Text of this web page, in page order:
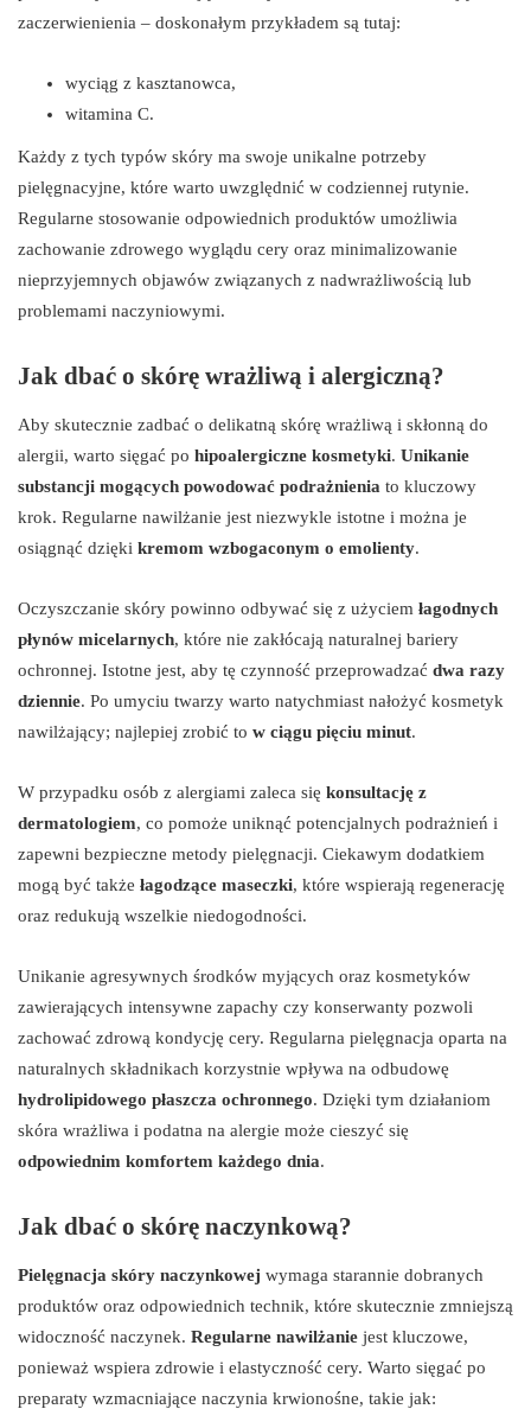
zaczerwienienia – doskonałym przykładem są tutaj:
wyciąg z kasztanowca,
witamina C.
Każdy z tych typów skóry ma swoje unikalne potrzeby
pielęgnacyjne, które warto uwzględnić w codziennej rutynie.
Regularne stosowanie odpowiednich produktów umożliwia
zachowanie zdrowego wyglądu cery oraz minimalizowanie
nieprzyjemnych objawów związanych z nadwrażliwością lub
problemami naczyniowymi.
Jak dbać o skórę wrażliwą i alergiczną?
Aby skutecznie zadbać o delikatną skórę wrażliwą i skłonną do
alergii, warto sięgać po hipoalergiczne kosmetyki. Unikanie
substancji mogących powodować podrażnienia to kluczowy
krok. Regularne nawilżanie jest niezwykle istotne i można je
osiągnąć dzięki kremom wzbogaconym o emolienty.
Oczyszczanie skóry powinno odbywać się z użyciem łagodnych
płynów micelarnych, które nie zakłócają naturalnej bariery
ochronnej. Istotne jest, aby tę czynność przeprowadzać dwa razy
dziennie. Po umyciu twarzy warto natychmiast nałożyć kosmetyk
nawilżający; najlepiej zrobić to w ciągu pięciu minut.
W przypadku osób z alergiami zaleca się konsultację z
dermatologiem, co pomoże uniknąć potencjalnych podrażnień i
zapewni bezpieczne metody pielęgnacji. Ciekawym dodatkiem
mogą być także łagodzące maseczki, które wspierają regenerację
oraz redukują wszelkie niedogodności.
Unikanie agresywnych środków myjących oraz kosmetyków
zawierających intensywne zapachy czy konserwanty pozwoli
zachować zdrową kondycję cery. Regularna pielęgnacja oparta na
naturalnych składnikach korzystnie wpływa na odbudowę
hydrolipidowego płaszcza ochronnego. Dzięki tym działaniom
skóra wrażliwa i podatna na alergie może cieszyć się
odpowiednim komfortem każdego dnia.
Jak dbać o skórę naczynkową?
Pielęgnacja skóry naczynkowej wymaga starannie dobranych
produktów oraz odpowiednich technik, które skutecznie zmniejszą
widoczność naczynek. Regularne nawilżanie jest kluczowe,
ponieważ wspiera zdrowie i elastyczność cery. Warto sięgać po
preparaty wzmacniające naczynia krwionośne, takie jak: